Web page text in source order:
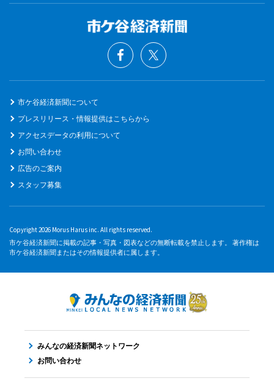
市ケ谷経済新聞について
プレスリリース・情報提供はこちらから
アクセスデータの利用について
お問い合わせ
広告のご案内
スタッフ募集
Copyright 2026 Morus Harus inc. All rights reserved.
市ケ谷経済新聞に掲載の記事・写真・図表などの無断転載を禁止します。 著作権は
市ケ谷経済新聞またはその情報提供者に属します。
みんなの経済新聞ネットワーク
お問い合わせ